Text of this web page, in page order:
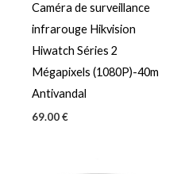
Caméra de surveillance
infrarouge Hikvision
Hiwatch Séries 2
Mégapixels (1080P)-40m
Antivandal
69.00€